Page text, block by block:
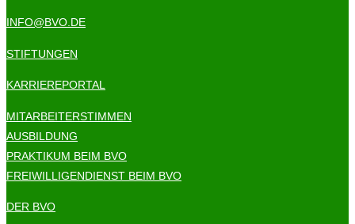
INFO@BVO.DE
STIFTUNGEN
KARRIEREPORTAL
MITARBEITERSTIMMEN
AUSBILDUNG
PRAKTIKUM BEIM BVO
FREIWILLIGENDIENST BEIM BVO
DER BVO